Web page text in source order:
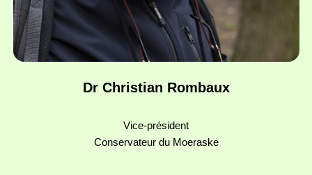
Dr Christian Rombaux
Vice-président
Conservateur du Moeraske